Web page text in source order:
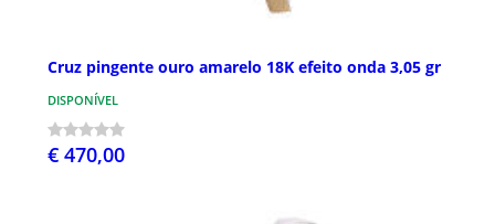
Cruz pingente ouro amarelo 18K efeito onda 3,05 gr
DISPONÍVEL
€ 470,00